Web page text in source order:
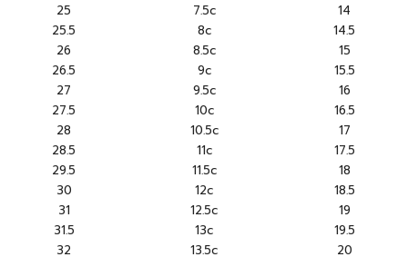
25
7.5c
14
25.5
8c
14.5
26
8.5c
15
26.5
9c
15.5
27
9.5c
16
27.5
10c
16.5
28
10.5c
17
28.5
11c
17.5
29.5
11.5c
18
30
12c
18.5
31
12.5c
19
31.5
13c
19.5
32
13.5c
20